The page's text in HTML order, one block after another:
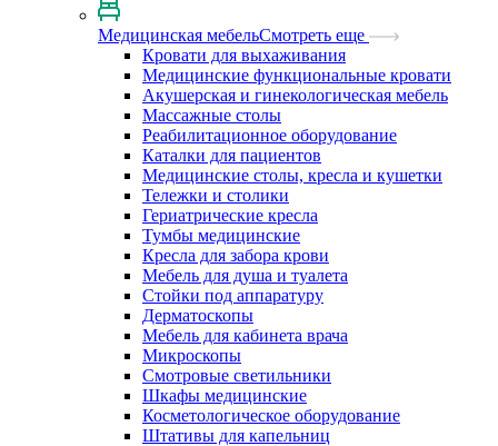
Медицинская мебельСмотреть еще
Кровати для выхаживания
Медицинские функциональные кровати
Акушерская и гинекологическая мебель
Массажные столы
Реабилитационное оборудование
Каталки для пациентов
Медицинские столы, кресла и кушетки
Тележки и столики
Гериатрические кресла
Тумбы медицинские
Кресла для забора крови
Мебель для душа и туалета
Стойки под аппаратуру
Дерматоскопы
Мебель для кабинета врача
Микроскопы
Смотровые светильники
Шкафы медицинские
Косметологическое оборудование
Штативы для капельниц